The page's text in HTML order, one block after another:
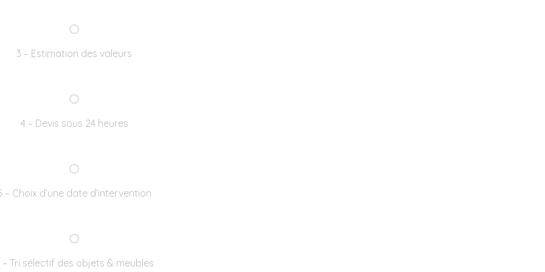
3 – Estimation des valeurs
4 – Devis sous 24 heures
– Choix d’une date d’intervention
– Tri sélectif des objets & meubles